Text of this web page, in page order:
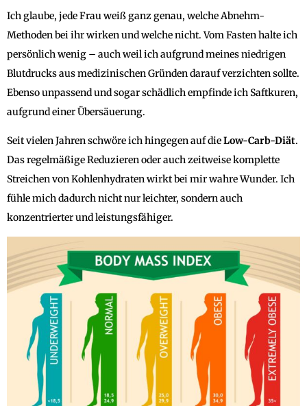
Ich glaube, jede Frau weiß ganz genau, welche Abnehm-
Methoden bei ihr wirken und welche nicht. Vom Fasten halte ich
persönlich wenig – auch weil ich aufgrund meines niedrigen
Blutdrucks aus medizinischen Gründen darauf verzichten sollte.
Ebenso unpassend und sogar schädlich empfinde ich Saftkuren,
aufgrund einer Übersäuerung.
Seit vielen Jahren schwöre ich hingegen auf dieLow-Carb-Diät.
Das regelmäßige Reduzieren oder auch zeitweise komplette
Streichen von Kohlenhydraten wirkt bei mir wahre Wunder. Ich
fühle mich dadurch nicht nur leichter, sondern auch
konzentrierter und leistungsfähiger.